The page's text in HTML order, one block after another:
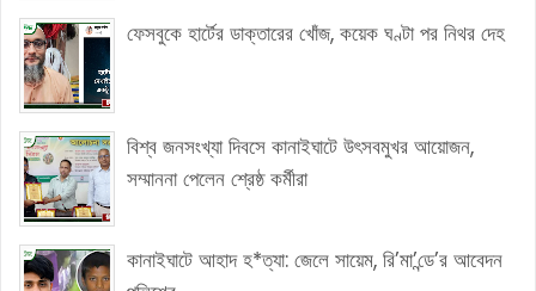
ফেসবুকে হার্টের ডাক্তারের খোঁজ, কয়েক ঘণ্টা পর নিথর দেহ
বিশ্ব জনসংখ্যা দিবসে কানাইঘাটে উৎসবমুখর আয়োজন,
সম্মাননা পেলেন শ্রেষ্ঠ কর্মীরা
কানাইঘাটে আহাদ হ*ত্যা: জেলে সায়েম, রি’মা’ন্ডে’র আবেদন